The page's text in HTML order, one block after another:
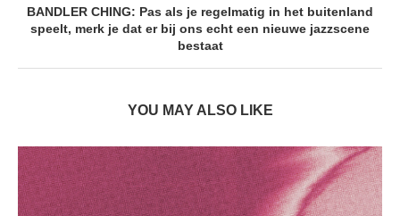
BANDLER CHING: Pas als je regelmatig in het buitenland
speelt, merk je dat er bij ons echt een nieuwe jazzscene
bestaat
YOU MAY ALSO LIKE